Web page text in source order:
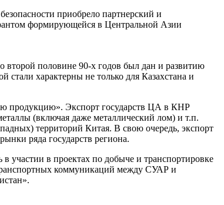
приобрело партнерский и
формирующейся в Центральной Азии
второй половине 90-х годов был дан и развитию
характерны не только для Казахстана и
продукцию». Экспорт государств ЦА в КНР
(включая даже металлический лом) и т.п.
территорий Китая. В свою очередь, экспорт
ряда государств региона.
участии в проектах по добыче и транспортировке
коммуникаций между СУАР и